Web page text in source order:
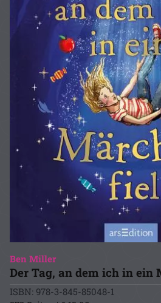
Ben Miller
Der Tag, an dem ich in ein
ISBN: 978-3-845-85048-1